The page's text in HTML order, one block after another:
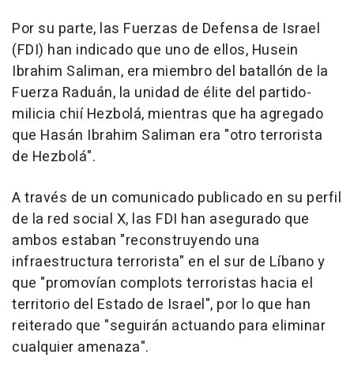
Por su parte, las Fuerzas de Defensa de Israel
(FDI) han indicado que uno de ellos, Husein
Ibrahim Saliman, era miembro del batallón de la
Fuerza Raduán, la unidad de élite del partido-
milicia chií Hezbolá, mientras que ha agregado
que Hasán Ibrahim Saliman era "otro terrorista
de Hezbolá".
A través de un comunicado publicado en su perfil
de la red social X, las FDI han asegurado que
ambos estaban "reconstruyendo una
infraestructura terrorista" en el sur de Líbano y
que "promovían complots terroristas hacia el
territorio del Estado de Israel", por lo que han
reiterado que "seguirán actuando para eliminar
cualquier amenaza".